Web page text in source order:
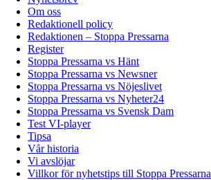
Om oss
Redaktionell policy
Redaktionen – Stoppa Pressarna
Register
Stoppa Pressarna vs Hänt
Stoppa Pressarna vs Newsner
Stoppa Pressarna vs Nöjeslivet
Stoppa Pressarna vs Nyheter24
Stoppa Pressarna vs Svensk Dam
Test VI-player
Tipsa
Vår historia
Vi avslöjar
Villkor för nyhetstips till Stoppa Pressarna